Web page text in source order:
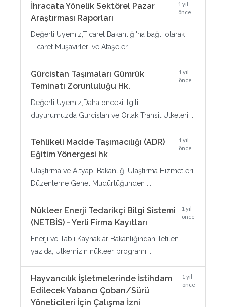
İhracata Yönelik Sektörel Pazar
Araştırması Raporları
1 yıl
önce
Değerli Üyemiz;Ticaret Bakanlığı'na bağlı olarak
Ticaret Müşavirleri ve Ataşeler ...
Gürcistan Taşımaları Gümrük
Teminatı Zorunluluğu Hk.
1 yıl
önce
Değerli Üyemiz;Daha önceki ilgili
duyurumuzda Gürcistan ve Ortak Transit Ülkeleri ...
Tehlikeli Madde Taşımacılığı (ADR)
Eğitim Yönergesi hk
1 yıl
önce
Ulaştırma ve Altyapı Bakanlığı Ulaştırma Hizmetleri
Düzenleme Genel Müdürlüğünden ...
Nükleer Enerji Tedarikçi Bilgi Sistemi
(NETBİS) - Yerli Firma Kayıtları
1 yıl
önce
Enerji ve Tabii Kaynaklar Bakanlığından iletilen
yazıda, Ülkemizin nükleer programı ...
Hayvancılık İşletmelerinde İstihdam
Edilecek Yabancı Çoban/Sürü
Yöneticileri İçin Çalışma İzni
1 yıl
önce